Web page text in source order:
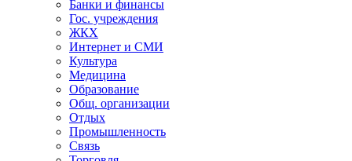
Банки и финансы
Гос. учреждения
ЖКХ
Интернет и СМИ
Культура
Медицина
Образование
Общ. организации
Отдых
Промышленность
Связь